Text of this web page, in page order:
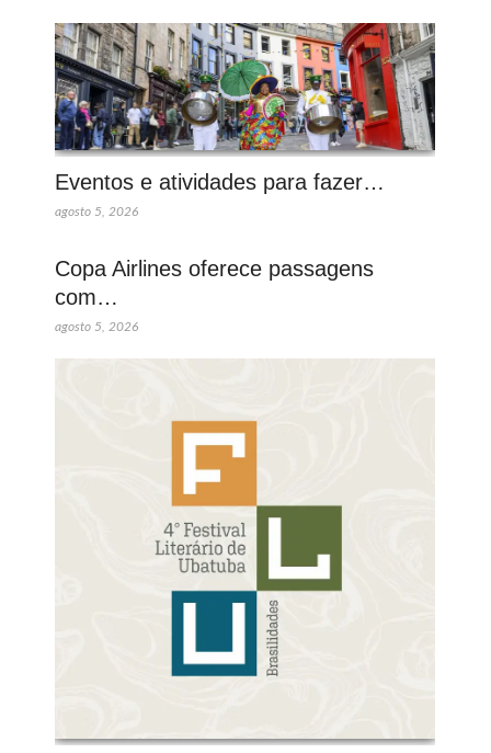
Eventos e atividades para fazer…
agosto 5, 2026
Copa Airlines oferece passagens
com…
agosto 5, 2026